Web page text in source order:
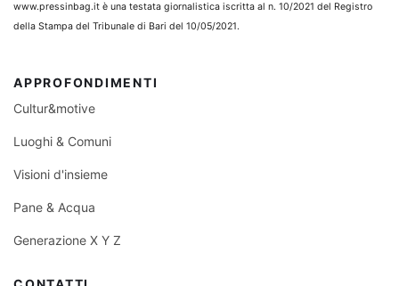
www.pressinbag.it è una testata giornalistica iscritta al n. 10/2021 del Registro
della Stampa del Tribunale di Bari del 10/05/2021.
APPROFONDIMENTI
Cultur&motive
Luoghi & Comuni
Visioni d'insieme
Pane & Acqua
Generazione X Y Z